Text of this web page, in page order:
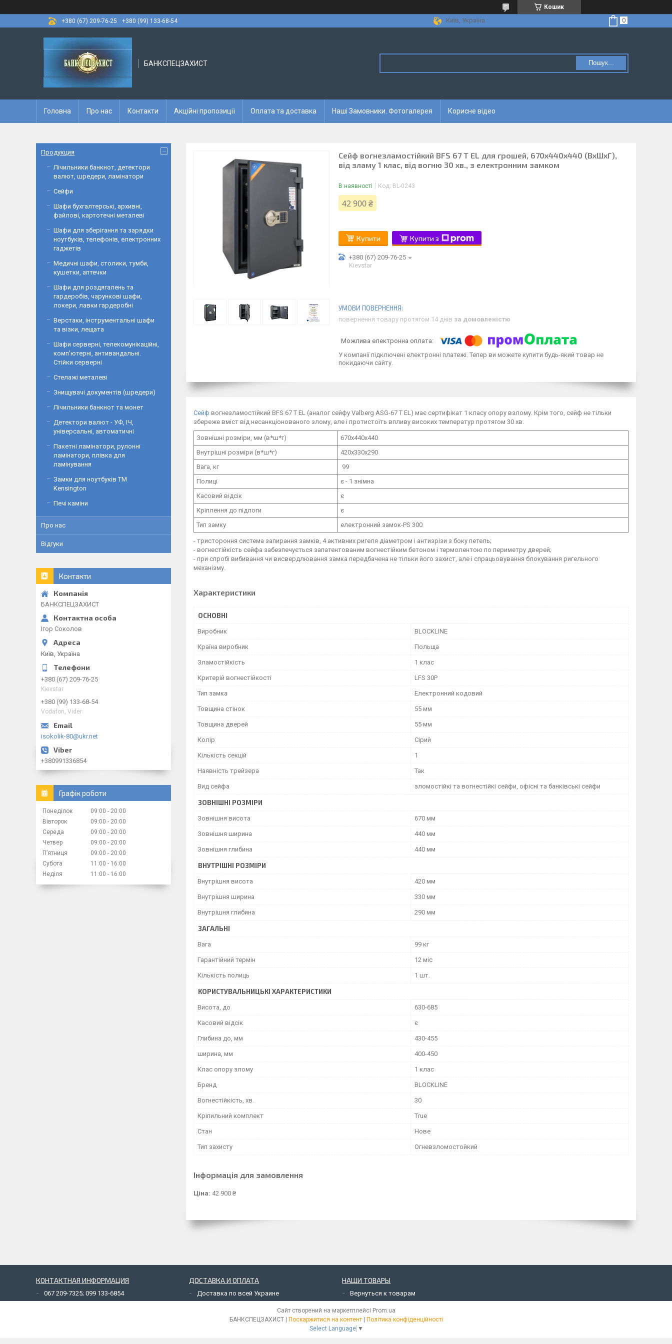
Кошик
+380 (67) 209-76-25
+380 (99) 133-68-54 Київ, Україна
БАНКСПЕЦЗАХИСТ Пошук...
Головна Про нас Контакти Акційні пропозиції Оплата та доставка Наші Замовники. Фотогалерея Корисне відео
Сейф вогнезламостійкий BFS 67 T EL для грошей, 670х440х440 (ВхШхГ),
від зламу 1 клас, від вогню 30 хв., з електронним замком
В наявності Код: BL-0243
42 900 ₴
Купити Купити з
+380 (67) 209-76-25
Kievstar
повернення товару протягом 14 днів за домовленістю
У компанії підключені електронні платежі. Тепер ви можете купити будь-який товар не
покидаючи сайту.
Сейф вогнезламостійкий BFS 67 T EL (аналог сейфу Valberg ASG-67 Т EL) має сертифікат 1 класу опору взлому. Крім того, сейф не тільки
збереже вміст від несанкціонованого злому, але і протистоїть впливу високих температур протягом 30 хв.
Зовнішні розміри, мм (в*ш*г)
670х440х440
Внутрішні розміри (в*ш*г)
420х330х290
Вага, кг
99
Полиці
є - 1 знімна
Касовий відсік
є
Кріплення до підлоги
є
Тип замку
електронний замок-PS 300
- тристороння система запирання замків, 4 активних ригеля діаметром і антизрізи з боку петель;
- вогнестійкість сейфа забезпечується запатентованим вогнестійким бетоном і термолентою по периметру дверей;
- при спробі вибивання чи висвердлювання замка передбачена не тільки його захист, але і спрацьовування блокування ригельного
механізму.
Характеристики
ОСНОВНІ
Виробник BLOCKLINE
Країна виробник Польща
Зламостійкість 1 клас
Критерій вогнестійкості LFS 30P
Тип замка Електронний кодовий
Товщина стінок 55 мм
Товщина дверей 55 мм
Колір Сірий
Кількість секцій 1
Наявність трейзера Так
Вид сейфа зломостійкі та вогнестійкі сейфи, офісні та банківські сейфи
ЗОВНІШНІ РОЗМІРИ
Зовнішня висота 670 мм
Зовнішня ширина 440 мм
Зовнішня глибина 440 мм
ВНУТРІШНІ РОЗМІРИ
Внутрішня висота 420 мм
Внутрішня ширина 330 мм
Внутрішня глибина 290 мм
ЗАГАЛЬНІ
Вага 99 кг
Гарантійний термін 12 міс
Кількість полиць 1 шт.
КОРИСТУВАЛЬНИЦЬКІ ХАРАКТЕРИСТИКИ
Висота, до 630-685
Касовий відсік є
Глибина до, мм 430-455
ширина, мм 400-450
Клас опору злому 1 клас
Бренд BLOCKLINE
Вогнестійкість, хв. 30
Кріпильний комплект True
Стан Нове
Тип захисту Огневзломостойкий
Інформація для замовлення
Ціна: 42 900 ₴
Продукция
Лічильники банкнот, детектори
валют, шредери, ламінатори
Сейфи
Шафи бухгалтерські, архивні,
файлові, картотечні металеві
Шафи для зберігання та зарядки
ноутбуків, телефонів, електронних
гаджетів
Медичні шафи, столики, тумби,
кушетки, аптечки
Шафи для роздягалень та
гардеробів, чарункові шафи,
локери, лавки гардеробні
Верстаки, інструментальні шафи
та візки, лещата
Шафи серверні, телекомунікаційні,
комп'ютерні, антивандальні.
Стійки серверні
Стелажі металеві
Знищувачі документів (шредери)
Лічильники банкнот та монет
Детектори валют - УФ, ІЧ,
універсальні, автоматичні
Пакетні ламінатори, рулонні
ламінатори, плівка для
ламінування
Замки для ноутбуків ТМ
Kensington
Печі каміни
Про нас
Відгуки
Контакти
БАНКСПЕЦЗАХИСТ
Ігор Соколов
Київ, Україна
+380 (67) 209-76-25
Kievstar
+380 (99) 133-68-54
Vodafon, Vider
isokolik-80@ukr.net
+380991336854
Графік роботи
Понеділок 09:00
20:00
Вівторок
09:00
20:00
Середа
09:00
20:00
Четвер
09:00
20:00
Пʼятниця
09:00
20:00
Субота
11:00
16:00
Неділя
11:00 16:00
КОНТАКТНАЯ ИНФОРМАЦИЯ
067 209-7325; 099 133-6854
ДОСТАВКА И ОПЛАТА
Доставка по всей Украине
НАШИ ТОВАРЫ
Вернуться к товарам
Сайт створений на маркетплейсі Prom.ua
БАНКСПЕЦЗАХИСТ | Поскаржитися на контент | Політика конфіденційності
Select Language ▼